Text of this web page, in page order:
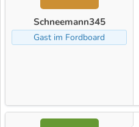
Schneemann345
Gast im Fordboard